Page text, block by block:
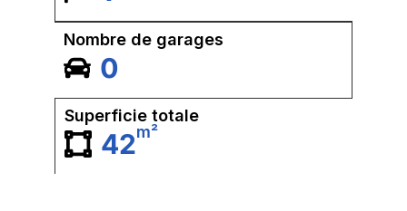
Nombre de garages
0
Superficie totale
42m²